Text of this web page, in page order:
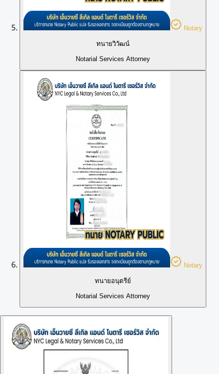
Notary
ทนายวิวัฒน์
Notarial Services Attorney
Notary
ทนายอนุตรีย์
Notarial Services Attorney